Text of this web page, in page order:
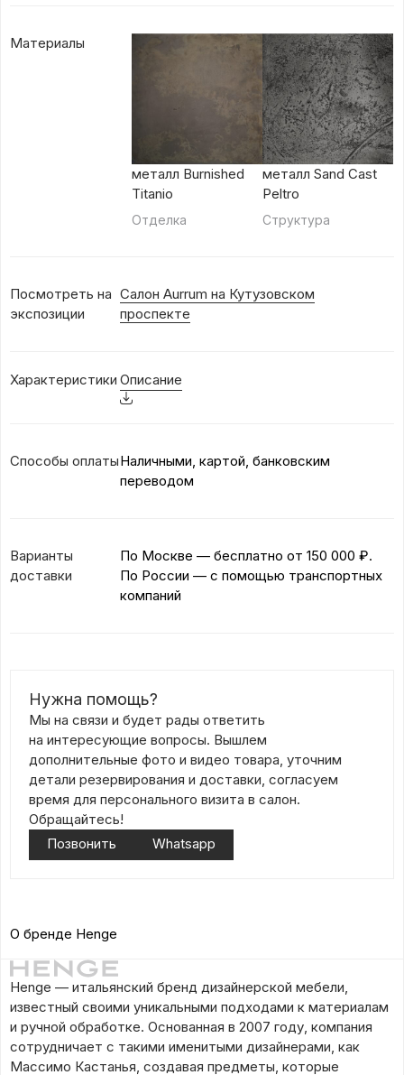
Материалы
металл Burnished
Titanio
Отделка
металл Sand Cast
Peltro
Структура
Посмотреть на
экспозиции
Салон Aurrum на Кутузовском
проспекте
Характеристики Описание
Способы оплатыНаличными, картой, банковским
переводом
Варианты
доставки
По Москве — бесплатно от 150 000 ₽.
По России — с помощью транспортных
компаний
Нужна помощь?
Мы на связи и будет рады ответить
на интересующие вопросы. Вышлем
дополнительные фото и видео товара, уточним
детали резервирования и доставки, согласуем
время для персонального визита в салон.
Обращайтесь!
Позвонить
Whatsapp
О бренде Henge
Henge — итальянский бренд дизайнерской мебели,
известный своими уникальными подходами к материалам
и ручной обработке. Основанная в 2007 году, компания
сотрудничает с такими именитыми дизайнерами, как
Массимо Кастанья, создавая предметы, которые